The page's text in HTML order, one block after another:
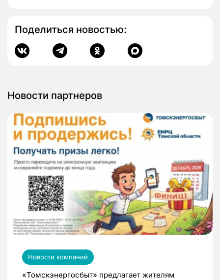
Поделиться новостью:
Новости партнеров
Новости компаний
«Томскэнергосбыт» предлагает жителям